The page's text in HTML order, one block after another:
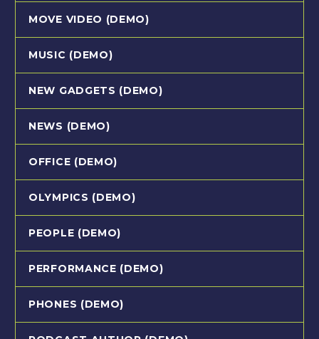
MOVE VIDEO (DEMO)
MUSIC (DEMO)
NEW GADGETS (DEMO)
NEWS (DEMO)
OFFICE (DEMO)
OLYMPICS (DEMO)
PEOPLE (DEMO)
PERFORMANCE (DEMO)
PHONES (DEMO)